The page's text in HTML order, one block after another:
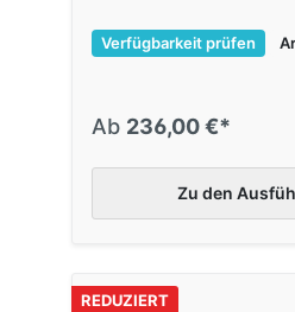
Verfügbarkeit prüfen
Ab 236,00 €*
Zu den
REDUZIERT